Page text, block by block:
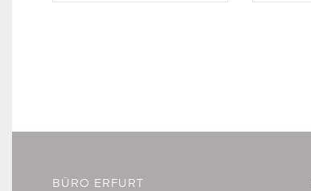
BÜRO ERFURT